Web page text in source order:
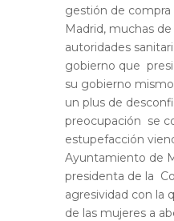
gestión de
Madrid, muchas
autoridades
gobierno que
su gobierno
un plus de
preocupación se
estupefacción
Ayuntamiento de
presidenta de la
agresividad con la
de las mujeres a